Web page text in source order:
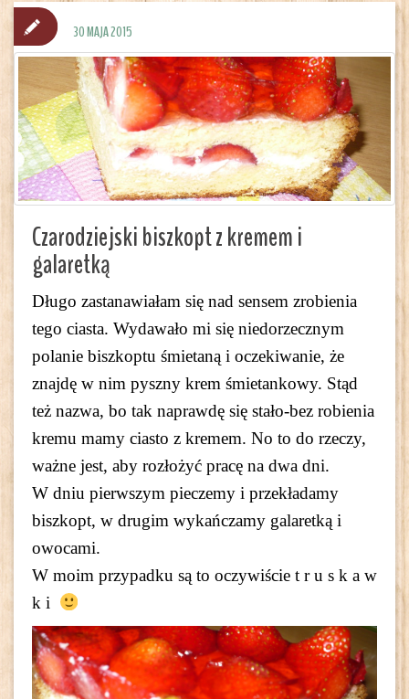
Czarodziejski biszkopt z kremem i
galaretką
Długo zastanawiałam się nad sensem zrobienia
tego ciasta. Wydawało mi się niedorzecznym
polanie biszkoptu śmietaną i oczekiwanie, że
znajdę w nim pyszny krem śmietankowy. Stąd
też nazwa, bo tak naprawdę się stało-bez robienia
kremu mamy ciasto z kremem. No to do rzeczy,
ważne jest, aby rozłożyć pracę na dwa dni.
W dniu pierwszym pieczemy i przekładamy
biszkopt, w drugim wykańczamy galaretką i
owocami.
W moim przypadku są to oczywiście t r u s k a w
k i
30 MAJA 2015